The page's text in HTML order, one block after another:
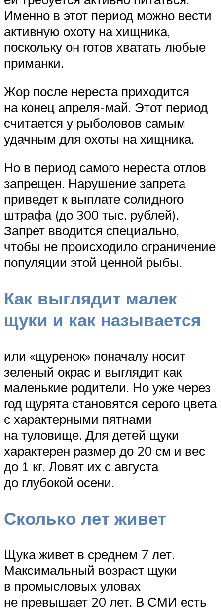
Именно в этот период можно вести
активную охоту на хищника,
поскольку он готов хватать любые
приманки.
Жор после нереста приходится
на конец апреля-май. Этот период
считается у рыболовов самым
удачным для охоты на хищника.
Но в период самого нереста отлов
запрещен. Нарушение запрета
приведет к выплате солидного
штрафа (до 300 тыс. рублей).
Запрет вводится специально,
чтобы не происходило ограничение
популяции этой ценной рыбы.
Как выглядит малек
щуки и как называется
или «щуренок» поначалу носит
зеленый окрас и выглядит как
маленькие родители. Но уже через
год щурята становятся серого цвета
с характерными пятнами
на туловище. Для детей щуки
характерен размер до 20 см и вес
до 1 кг. Ловят их с августа
до глубокой осени.
Сколько лет живет
Щука живет в среднем 7 лет.
Максимальный возраст щуки
в промысловых уловах
не превышает 20 лет. В СМИ есть